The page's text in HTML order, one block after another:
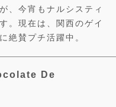
、今宵もナルシスティ
。現在は、関西のゲイ
絶賛プチ活躍中。
De